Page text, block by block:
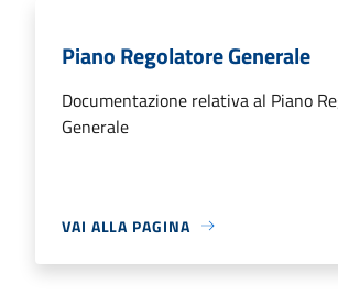
Piano Regolatore Generale
Documentazione relativa al Piano
Generale
VAI ALLA PAGINA